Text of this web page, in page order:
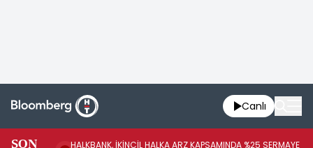
Canlı
SON
HALKBANK, İKİNCİL HALKA ARZ KAPSAMINDA %25 SERMAYE